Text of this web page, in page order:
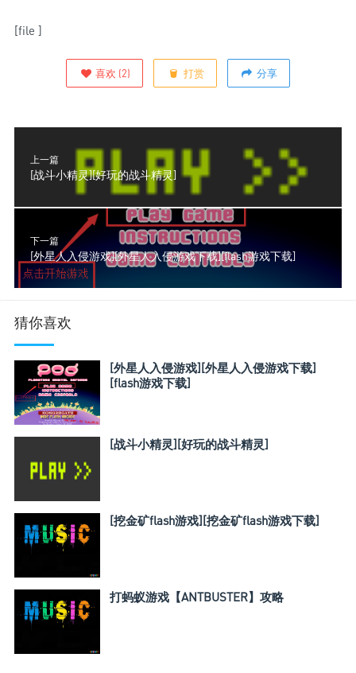
[file ]
喜欢 (2) 打赏 分享
上一篇
[战斗小精灵][好玩的战斗精灵]
下一篇
[外星人入侵游戏][外星人入侵游戏下载][flash游戏下载]
猜你喜欢
[外星人入侵游戏][外星人入侵游戏下载]
[flash游戏下载]
[战斗小精灵][好玩的战斗精灵]
[挖金矿flash游戏][挖金矿flash游戏下载]
打蚂蚁游戏【ANTBUSTER】攻略